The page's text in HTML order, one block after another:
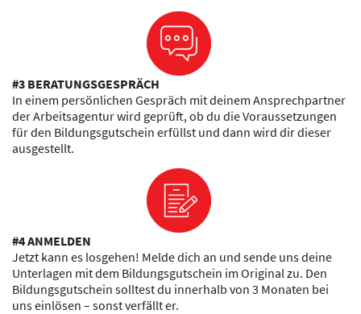
#3 BERATUNGSGESPRÄCH
In einem persönlichen Gespräch mit deinem Ansprechpartner
der Arbeitsagentur wird geprüft, ob du die Voraussetzungen
für den Bildungsgutschein erfüllst und dann wird dir dieser
ausgestellt.
#4 ANMELDEN
Jetzt kann es losgehen! Melde dich an und sende uns deine
Unterlagen mit dem Bildungsgutschein im Original zu. Den
Bildungsgutschein solltest du innerhalb von 3 Monaten bei
uns einlösen – sonst verfällt er.